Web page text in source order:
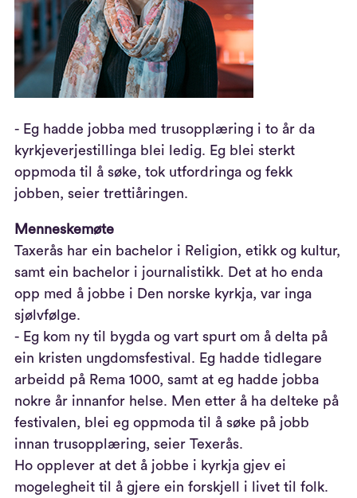
- Eg hadde jobba med trusopplæring i to år da
kyrkjeverjestillinga blei ledig. Eg blei sterkt
oppmoda til å søke, tok utfordringa og fekk
jobben, seier trettiåringen.
Menneskemøte
Taxerås har ein bachelor i Religion, etikk og kultur,
samt ein bachelor i journalistikk. Det at ho enda
opp med å jobbe i Den norske kyrkja, var inga
sjølvfølge.
- Eg kom ny til bygda og vart spurt om å delta på
ein kristen ungdomsfestival. Eg hadde tidlegare
arbeidd på Rema 1000, samt at eg hadde jobba
nokre år innanfor helse. Men etter å ha delteke på
festivalen, blei eg oppmoda til å søke på jobb
innan trusopplæring, seier Texerås.
Ho opplever at det å jobbe i kyrkja gjev ei
mogelegheit til å gjere ein forskjell i livet til folk.